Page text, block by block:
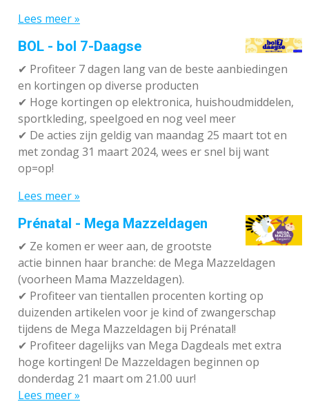
Lees meer »
BOL - bol 7-Daagse
✔ Profiteer 7 dagen lang van de beste aanbiedingen
en kortingen op diverse producten
✔ Hoge kortingen op elektronica, huishoudmiddelen,
sportkleding, speelgoed en nog veel meer
✔ De acties zijn geldig van maandag 25 maart tot en
met zondag 31 maart 2024, wees er snel bij want
op=op!
Lees meer »
Prénatal - Mega Mazzeldagen
✔ Ze komen er weer aan, de grootste
actie binnen haar branche: de Mega Mazzeldagen
(voorheen Mama Mazzeldagen).
✔ Profiteer van tientallen procenten korting op
duizenden artikelen voor je kind of zwangerschap
tijdens de Mega Mazzeldagen bij Prénatal!
✔ Profiteer dagelijks van Mega Dagdeals met extra
hoge kortingen! De Mazzeldagen beginnen op
donderdag 21 maart om 21.00 uur!
Lees meer »